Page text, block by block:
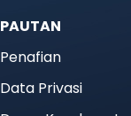
PAUTAN
Penafian
Data Privasi